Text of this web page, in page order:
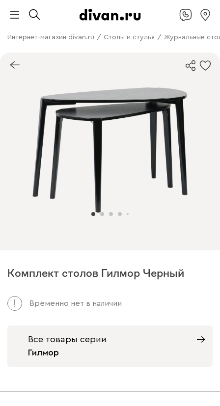
Интернет-магазин divan.ru / Столы и стулья / Журнальные
Комплект столов Гилмор Черный
Временно нет в наличии
Все товары серии
Гилмор